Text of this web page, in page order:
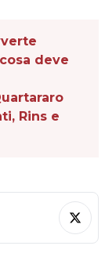
deve
Rins e